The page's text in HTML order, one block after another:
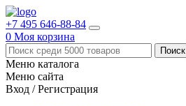
+7 495 646-88-84
0 Моя корзина
Меню каталога
Меню сайта
Вход / Регистрация